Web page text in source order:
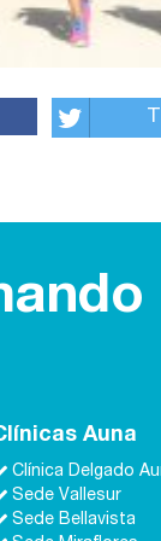
Auna
Clínica Delgado
Sede Vallesur
Sede Bellavista